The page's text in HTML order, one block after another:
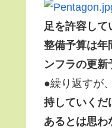
足を許容して
整備予算は年
ンフラの更新
●繰り返すが、
持していくだ
あるとは思わ